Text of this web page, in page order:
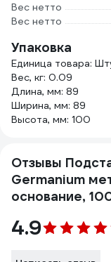
Вес нетто
Вес нетто
Упаковка
Единица товара:
Вес, кг: 0.09
Длина, мм: 89
Ширина, мм: 89
Высота, мм: 100
Отзывы
Germanium
основание,
4.9